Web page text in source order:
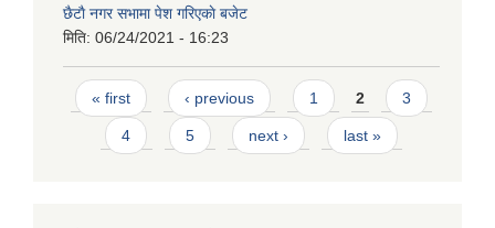
छैटाै नगर सभामा पेश गरिएकाे बजेट
मिति: 06/24/2021 - 16:23
Pages
« first ‹ previous 1 2 3
4 5 next › last »